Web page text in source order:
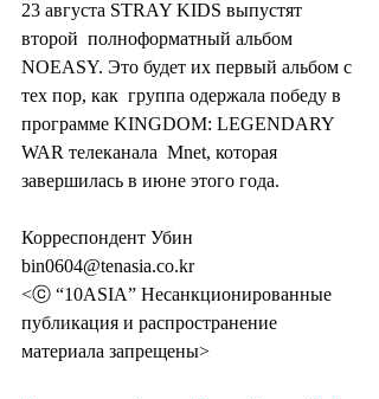
23 августа STRAY KIDS выпустят
второй  полноформатный альбом
NOEASY. Это будет их первый альбом с
тех пор, как  группа одержала победу в
программе KINGDOM: LEGENDARY
WAR телеканала  Mnet, которая
завершилась в июне этого года.
Корреспондент Убин
bin0604@tenasia.co.kr
<ⓒ “10ASIA” Несанкционированные
публикация и распространение
материала запрещены>